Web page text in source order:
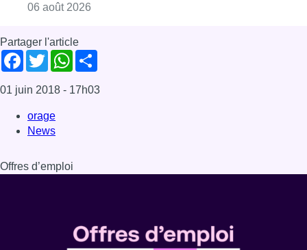
06 août 2026
Partager l'article
Facebook
TwitterWhatsApp
01 juin 2018 - 17h03
orage
News
Offres d’emploi